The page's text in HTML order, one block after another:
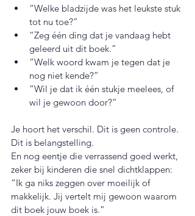
“Welke bladzijde was het leukste stuk
tot nu toe?”
“Zeg één ding dat je vandaag hebt
geleerd uit dit boek.”
“Welk woord kwam je tegen dat je
nog niet kende?”
“Wil je dat ik één stukje meelees, of
wil je gewoon door?”
Je hoort het verschil. Dit is geen controle.
Dit is belangstelling.
En nog eentje die verrassend goed werkt,
zeker bij kinderen die snel dichtklappen:
“Ik ga niks zeggen over moeilijk of
makkelijk. Jij vertelt mij gewoon waarom
dit boek jouw boek is.”